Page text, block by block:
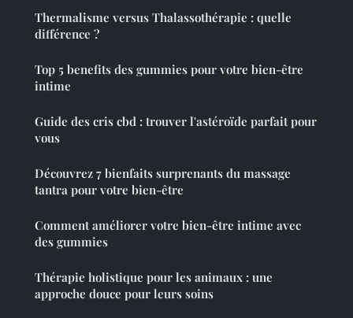
Thermalisme versus Thalassothérapie : quelle
différence ?
Top 5 benefits des gummies pour votre bien-être
intime
Guide des cris cbd : trouver l'astéroïde parfait pour
vous
Découvrez 7 bienfaits surprenants du massage
tantra pour votre bien-être
Comment améliorer votre bien-être intime avec
des gummies
Thérapie holistique pour les animaux : une
approche douce pour leurs soins